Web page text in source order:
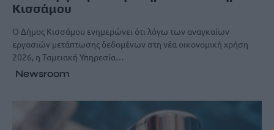
Κισσάμου
Ο Δήμος Κισσάμου ενημερώνει ότι λόγω των αναγκαίων
εργασιών μετάπτωσης δεδομένων στη νέα οικονομική χρήση
2026, η Ταμειακή Υπηρεσία…
Newsroom